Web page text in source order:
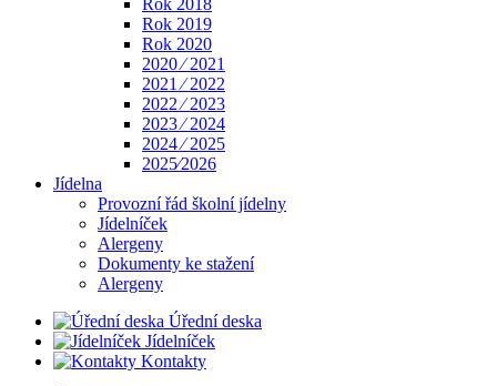
Rok 2018
Rok 2019
Rok 2020
2020 ⁄ 2021
2021 ⁄ 2022
2022 ⁄ 2023
2023 ⁄ 2024
2024 ⁄ 2025
2025⁄2026
Jídelna
Provozní řád školní jídelny
Jídelníček
Alergeny
Dokumenty ke stažení
Alergeny
Úřední deska
Jídelníček
Kontakty